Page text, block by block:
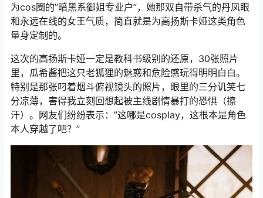
为cos圈的”暗黑系御姐专业户”，她那双自带杀气的丹凤眼
和永远在线的女王气质，简直就是为高扬斯卡娅这类角色
量身定制的。
这次的高扬斯卡娅一定是教科书级别的还原，30张照片
里，瓜希酱把这只老狐狸的魅惑和危险感玩得明明白白。
特别是那张叼着烟斗俯视镜头的照片，眼里的三分讥笑七
分凉薄，害得我立刻回想起被主线剧情暴打的恐惧（擦
汗）。网友们纷纷表示：”这哪是cosplay，这根本是角色
本人穿越了吧？”